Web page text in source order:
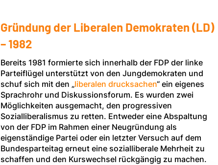
Gründung der Liberalen Demokraten (LD)
– 1982
Bereits 1981 formierte sich innerhalb der FDP der linke
Parteiflügel unterstützt von den Jungdemokraten und
schuf sich mit den „liberalen drucksachen“ ein eigenes
Sprachrohr und Diskussionsforum. Es wurden zwei
Möglichkeiten ausgemacht, den progressiven
Sozialliberalismus zu retten. Entweder eine Abspaltung
von der FDP im Rahmen einer Neugründung als
eigenständige Partei oder ein letzter Versuch auf dem
Bundesparteitag erneut eine sozialliberale Mehrheit zu
schaffen und den Kurswechsel rückgängig zu machen.